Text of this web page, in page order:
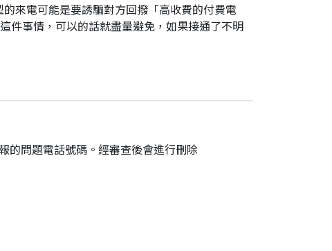
來電可能是要誘騙對方回撥「高收費的付費電
件事情，可以的話就盡量避免，如果接通了不明
的問題電話號碼。經審查後會進行刪除